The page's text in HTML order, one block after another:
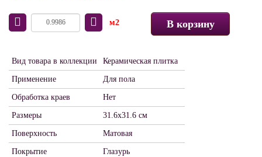
м2 В корзину
Вид товара в коллекции Керамическая плитка
Применение Для пола
Обработка краев Нет
Размеры 31.6х31.6 см
Поверхность Матовая
Покрытие Глазурь